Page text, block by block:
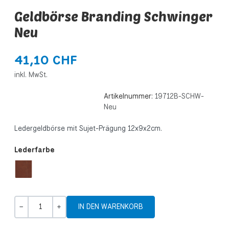
Geldbörse Branding Schwinger
Neu
41,10 CHF
inkl. MwSt.
Artikelnummer: 19712B-SCHW-
Neu
Ledergeldbörse mit Sujet-Prägung 12x9x2cm.
Lederfarbe